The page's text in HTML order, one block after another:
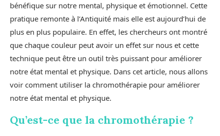
bénéfique sur notre mental, physique et émotionnel. Cette
pratique remonte à l’Antiquité mais elle est aujourd’hui de
plus en plus populaire. En effet, les chercheurs ont montré
que chaque couleur peut avoir un effet sur nous et cette
technique peut être un outil très puissant pour améliorer
notre état mental et physique. Dans cet article, nous allons
voir comment utiliser la chromothérapie pour améliorer
notre état mental et physique.
Qu’est-ce que la chromothérapie ?